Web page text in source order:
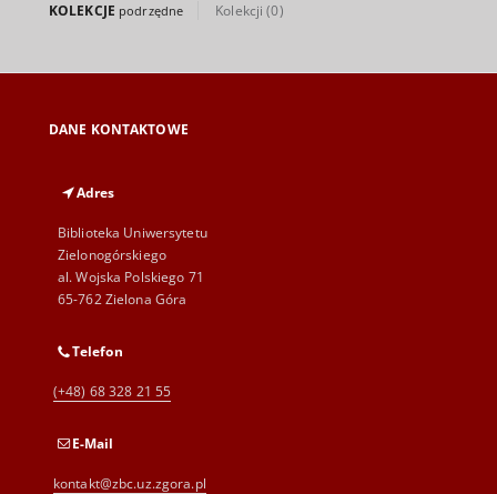
KOLEKCJE podrzędne Kolekcji (0)
DANE KONTAKTOWE
Adres
Biblioteka Uniwersytetu
Zielonogórskiego
al. Wojska Polskiego 71
65-762 Zielona Góra
Telefon
(+48) 68 328 21 55
E-Mail
kontakt@zbc.uz.zgora.pl